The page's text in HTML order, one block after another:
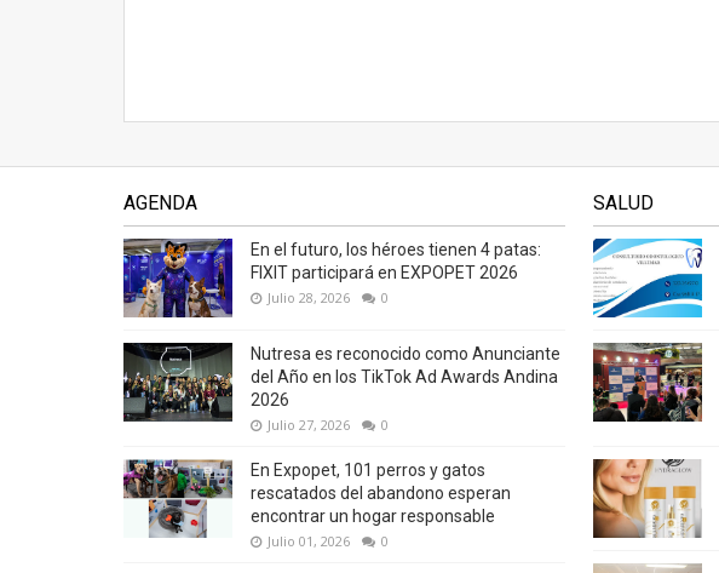
AGENDA
En el futuro, los héroes tienen 4 patas:
FIXIT participará en EXPOPET 2026
Julio 28, 2026 0
Nutresa es reconocido como Anunciante
del Año en los TikTok Ad Awards Andina
2026
Julio 27, 2026 0
En Expopet, 101 perros y gatos
rescatados del abandono esperan
encontrar un hogar responsable
Julio 01, 2026 0
SALUD